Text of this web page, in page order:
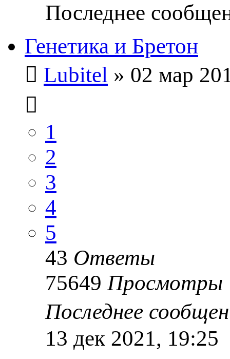
Последнее
Генетика и Бретон
Lubitel » 02 мар
1
2
3
4
5
43 Ответы
75649Просмотры
Последнее
13 дек 2021, 19:25